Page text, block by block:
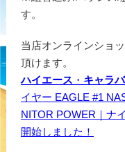
す。
当店オンラインショ
頂けます。
ハイエース ・ キャラ
イヤー EAGLE #1
NITOR POWER｜ナ
開始しました！